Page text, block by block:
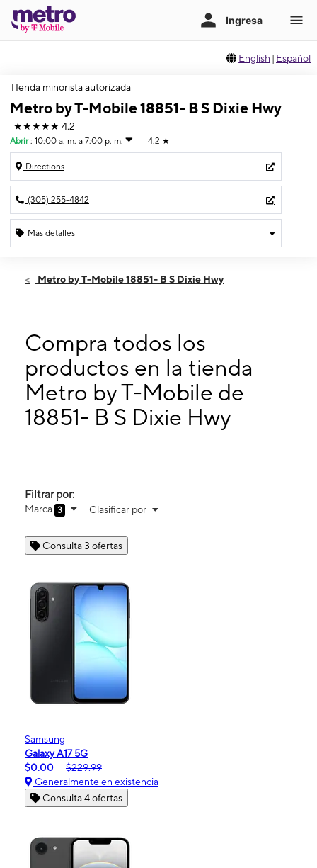
English | Español
TIenda minorista autorizada
Metro by T-Mobile 18851- B S Dixie Hwy
★★★★★ 4.2
Abrir : 10:00 a. m. a 7:00 p. m. 4.2 ★
Directions
(305) 255-4842
Más detalles
Domingo:10:00 a. m. a 7:00 p. m.
Jueves:
10:00 a. m. a 8:00 p. m.
Viernes: 10:00 a. m. a 8:00 p. m.
Sábado:10:00 a. m. a 8:00 p. m.
18851- B S Dixie Hwy Cutler Bay, FL 33157
Metro by T-Mobile 18851- B S Dixie Hwy
Compra todos los
productos en la tienda
Metro by T-Mobile de
18851- B S Dixie Hwy
Filtrar por:
Marca 3 Clasificar por
Consulta 3 ofertas
Samsung
Galaxy A17 5G
$0.00
$229.99
Generalmente en existencia
Consulta 4 ofertas